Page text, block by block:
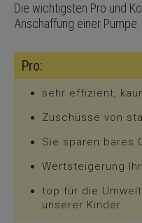
Die wichtigsten Pro und
Anschaffung einer Pumpe.
Pro:
sehr effizient,
Zuschüsse von
Sie sparen bares
Wertsteigerung
top für die
unserer Kinder